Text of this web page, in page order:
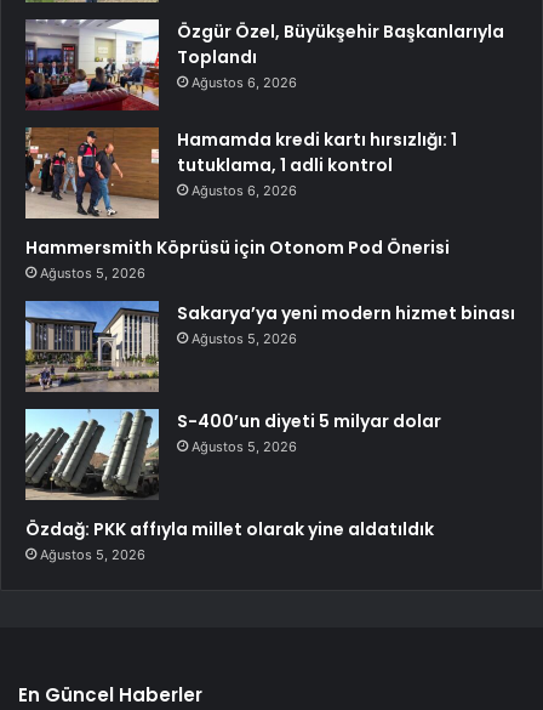
Özgür Özel, Büyükşehir Başkanlarıyla
Toplandı
Ağustos 6, 2026
Hamamda kredi kartı hırsızlığı: 1
tutuklama, 1 adli kontrol
Ağustos 6, 2026
Hammersmith Köprüsü için Otonom Pod Önerisi
Ağustos 5, 2026
Sakarya’ya yeni modern hizmet binası
Ağustos 5, 2026
S-400’un diyeti 5 milyar dolar
Ağustos 5, 2026
Özdağ: PKK affıyla millet olarak yine aldatıldık
Ağustos 5, 2026
En Güncel Haberler